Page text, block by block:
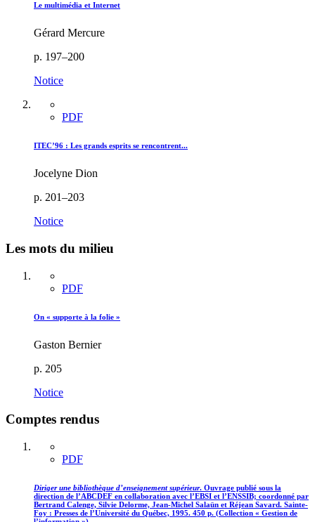
Le multimédia et Internet
Gérard Mercure
p. 197–200
Notice
PDF
ITEC’96 : Les grands esprits se rencontrent...
Jocelyne Dion
p. 201–203
Notice
Les mots du milieu
PDF
On « supporte à la folie »
Gaston Bernier
p. 205
Notice
Comptes rendus
PDF
Diriger une bibliothèque d’enseignement supérieur. Ouvrage publié sous la
direction de l’ABCDEF en collaboration avec l’EBSI et l’ENSSIB; coordonné par
Bertrand Calenge, Silvie Delorme, Jean-Michel Salaün et Réjean Savard. Sainte-
Foy : Presses de l’Université du Québec, 1995. 450 p. (Collection « Gestion de